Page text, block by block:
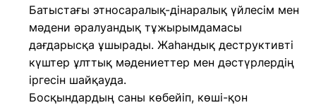
Батыстағы этносаралық-дінаралық үйлесім мен
мәдени әралуандық тұжырымдамасы
дағдарысқа ұшырады. Жаһандық деструктивті
күштер ұлттық мәдениеттер мен дәстүрлердің
іргесін шайқауда.
Босқындардың саны көбейіп, көші-қон